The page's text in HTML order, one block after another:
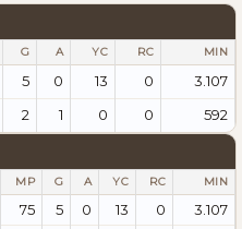
G A YC RC MIN
5 0 13 0
3.107
2 1 0 0 592
MP G A YC RC MIN
75 5 0 13 0
3.107